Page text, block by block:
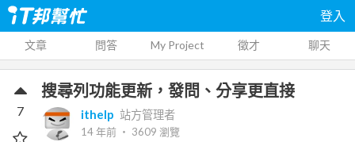
登入
文章 問答 My Project 徵才 聊天
搜尋列功能更新，發問、分享更直接
ithelp 站方管理者
14 年前 ‧ 3609 瀏覽
7